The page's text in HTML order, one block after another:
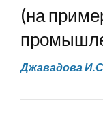
(на
Джавадова